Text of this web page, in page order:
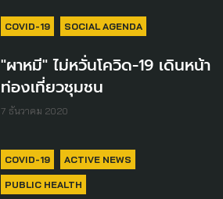
COVID-19 SOCIAL AGENDA
"ผาหมี" ไม่หวั่นโควิด​-19 เดินหน้า
ท่องเที่ยว​ชุมชน​
7 ธันวาคม 2020
COVID-19 ACTIVE NEWS
PUBLIC HEALTH